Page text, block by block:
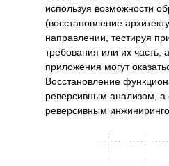
используя возможности
(восстановление
направлении, тестируя
требования или их часть,
приложения могут
Восстановление
реверсивным анализом, а
реверсивным